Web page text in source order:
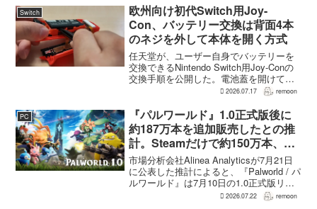
い」と何度も言...
Switch
欧州向け初代Switch用Joy-
Con、バッテリー交換は背面4本
のネジを外して本体を開く方式
任天堂が、ユーザー自身でバッテリーを
交換できるNintendo Switch用Joy-Conの
交換手順を公開した。電池蓋を開けて入
れ替える方式ではなく、背面のネジ4本を
ケーブルを取り外す必要がある。この
改...
2026.07.17 remoon
PC
『パルワールド』1.0正式版後に
約187万本を追加販売したとの推
計。Steamだけで約150万本、累
計3050万本規模
市場分析会社Alinea Analyticsが7月21日
に公表した推計によると、『Palworld / パ
ルワールド』は7月10日の1.0正式版リリ
ース後、Steamで約150万本、PS5で約30
2026.07.22 remoon